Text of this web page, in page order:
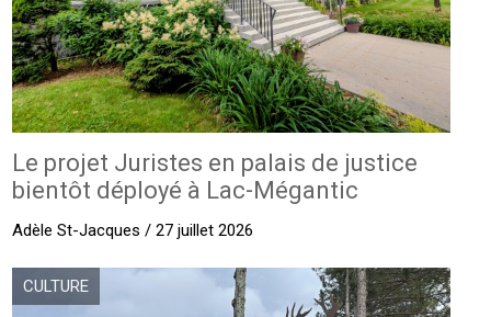
Le projet Juristes en palais de justice
bientôt déployé à Lac-Mégantic
Adèle St-Jacques / 27 juillet 2026
CULTURE